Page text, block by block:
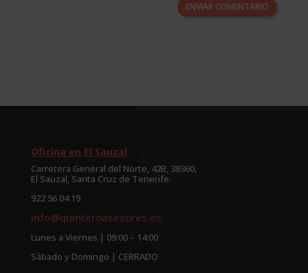
ENVIAR COMENTARIO
Oficina en El Sauzal
Carretera General del Norte, 42B, 38360,
El Sauzal, Santa Cruz de Tenerife.
922 56 04 19
info@quinteroasesores.es
Lunes a Viernes | 09:00 – 14:00
Sábado y Domingo | CERRADO